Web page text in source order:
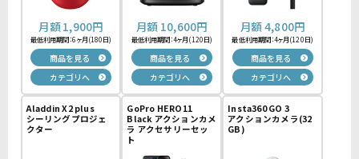
月額1,900円
最低利用期間：6ヶ月(180日)
商品を見る
カテゴリへ
月額 10,600円
最低利用期間：4ヶ月(120日)
商品を見る
カテゴリへ
月額4,800円
最低利用期間：4ヶ月(120日)
商品を見る
カテゴリへ
Aladdin X2 plus
シーリングプロジェ
クター
GoPro HERO11
Black アクションカメ
ラ アクセサリーセッ
ト
Insta360 GO 3
アクションカメラ(32
GB)